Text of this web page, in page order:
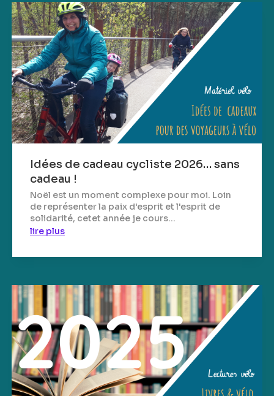
Idées de cadeau cycliste 2026… sans
cadeau !
Noël est un moment complexe pour moi. Loin
de représenter la paix d'esprit et l'esprit de
solidarité, cetet année je cours...
lire plus